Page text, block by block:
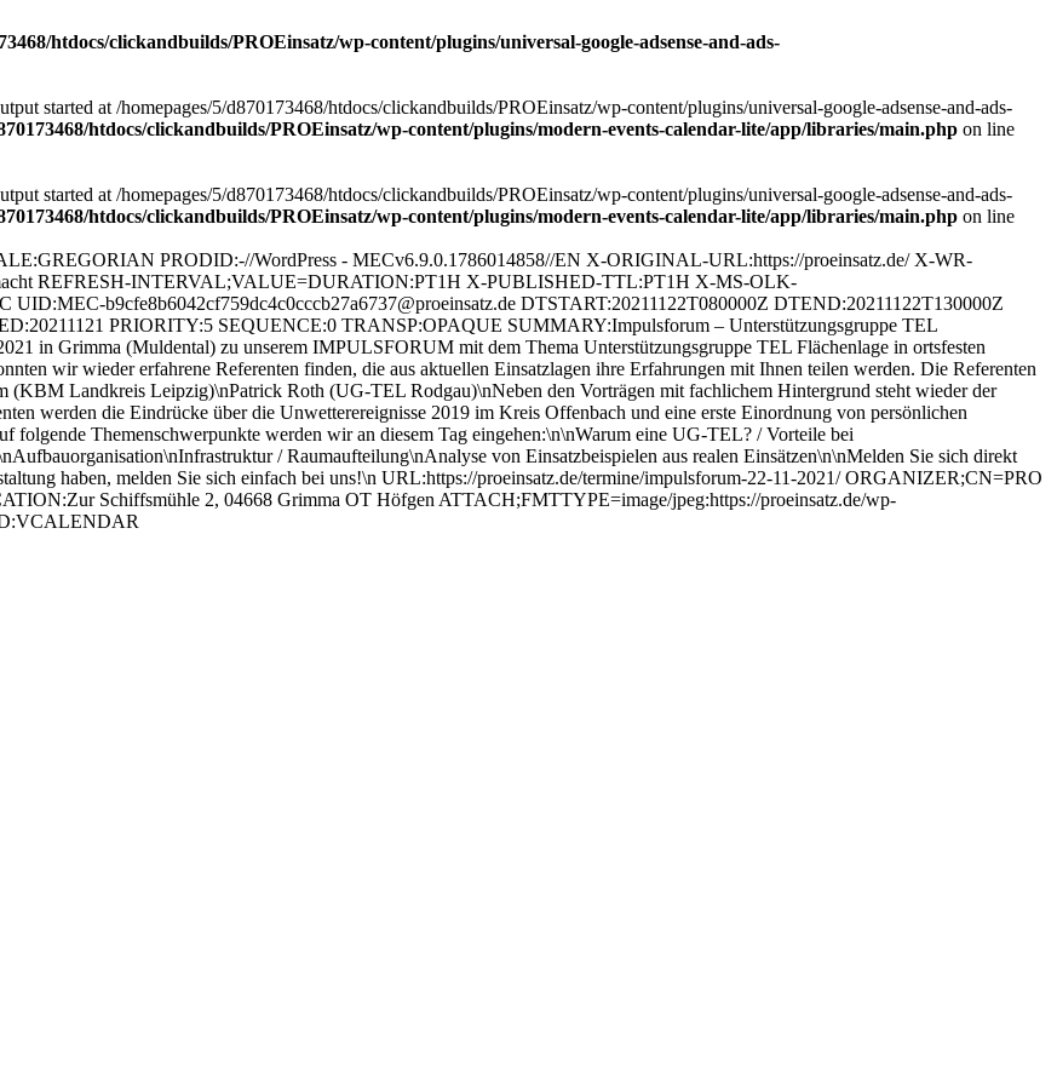
htdocs/clickandbuilds/PROEinsatz/wp-content/plugins/universal-google-adsense-and-ads-
started at /homepages/5/d870173468/htdocs/clickandbuilds/PROEinsatz/wp-content/plugins/universal-google-adsense-and-ads-
htdocs/clickandbuilds/PROEinsatz/wp-content/plugins/modern-events-calendar-lite/app/libraries/main.php on line
started at /homepages/5/d870173468/htdocs/clickandbuilds/PROEinsatz/wp-content/plugins/universal-google-adsense-and-ads-
htdocs/clickandbuilds/PROEinsatz/wp-content/plugins/modern-events-calendar-lite/app/libraries/main.php on line
PRODID:-//WordPress - MECv6.9.0.1786014858//EN X-ORIGINAL-URL:https://proeinsatz.de/ X-WR-
REFRESH-INTERVAL;VALUE=DURATION:PT1H X-PUBLISHED-TTL:PT1H X-MS-OLK-
b9cfe8b6042cf759dc4c0cccb27a6737@proeinsatz.de DTSTART:20211122T080000Z DTEND:20211122T130000Z
PRIORITY:5 SEQUENCE:0 TRANSP:OPAQUE SUMMARY:Impulsforum – Unterstützungsgruppe TEL
in Grimma (Muldental) zu unserem IMPULSFORUM mit dem Thema Unterstützungsgruppe TEL Flächenlage in ortsfesten
wir wieder erfahrene Referenten finden, die aus aktuellen Einsatzlagen ihre Erfahrungen mit Ihnen teilen werden. Die Referenten
Landkreis Leipzig)\nPatrick Roth (UG-TEL Rodgau)\nNeben den Vorträgen mit fachlichem Hintergrund steht wieder der
werden die Eindrücke über die Unwetterereignisse 2019 im Kreis Offenbach und eine erste Einordnung von persönlichen
Themenschwerpunkte werden wir an diesem Tag eingehen:\n\nWarum eine UG-TEL? / Vorteile bei
/ Raumaufteilung\nAnalyse von Einsatzbeispielen aus realen Einsätzen\n\nMelden Sie sich direkt
haben, melden Sie sich einfach bei uns!\n URL:https://proeinsatz.de/termine/impulsforum-22-11-2021/ ORGANIZER;CN=PRO
Schiffsmühle 2, 04668 Grimma OT Höfgen ATTACH;FMTTYPE=image/jpeg:https://proeinsatz.de/wp-